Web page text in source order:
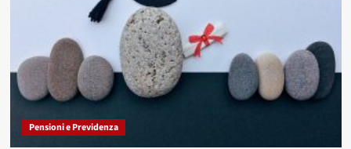
Pensioni e Previdenza